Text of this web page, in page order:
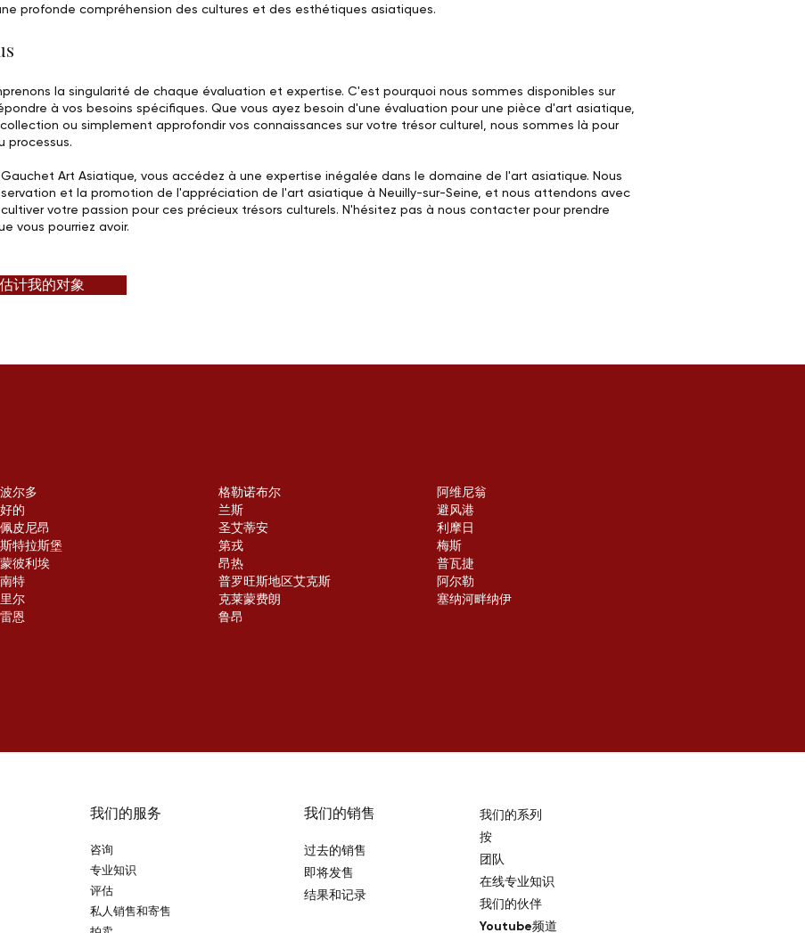
profonde compréhension des cultures et des esthétiques asiatiques.
la singularité de chaque évaluation et expertise. C'est pourquoi nous sommes disponibles sur
à vos besoins spécifiques. Que vous ayez besoin d'une évaluation pour une pièce d'art asiatique,
ou simplement approfondir vos connaissances sur votre trésor culturel, nous sommes là pour
processus.
Art Asiatique, vous accédez à une expertise inégalée dans le domaine de l'art asiatique. Nous
et la promotion de l'appréciation de l'art asiatique à Neuilly-sur-Seine, et nous attendons avec
votre passion pour ces précieux trésors culturels. N'hésitez pas à nous contacter pour prendre
vous pourriez avoir.
估计我的对象
波尔多
好的
佩皮尼昂
斯特拉斯堡
蒙彼利埃
南特
里尔
雷恩
格勒诺布尔
兰斯
圣艾蒂安
第戎
昂热
普罗旺斯地区艾克斯
克莱蒙费朗
鲁昂
阿维尼翁
避风港
利摩日
梅斯
普瓦捷
阿尔勒
塞纳河畔纳伊
我们的服务
咨询
专业知识
评估
私人销售和寄售
我们的销售
过去的销售
即将发售
结果和记录
我们的系列
按
团队
在线专业知识
我们的伙伴
Youtube频道